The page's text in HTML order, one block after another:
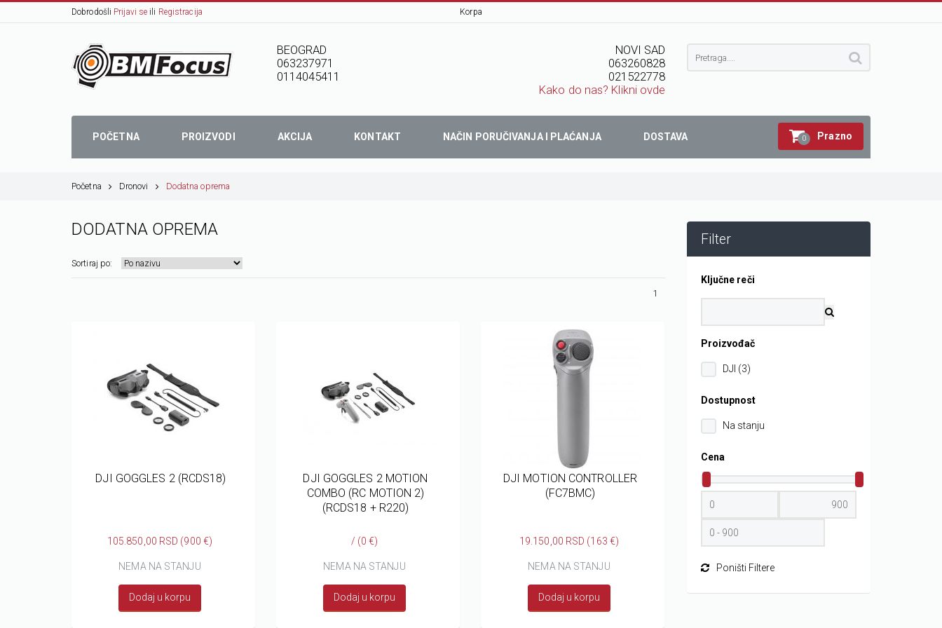
Dobrodošli Prijavi se ili Registracija Korpa
BEOGRAD
063237971
0114045411
NOVI SAD
063260828
021522778
Kako do nas? Klikni ovde
POČETNA PROIZVODI AKCIJA KONTAKT NAČIN PORUČIVANJA I PLAĆANJA DOSTAVA 0 Prazno
Početna Dronovi Dodatna oprema
DODATNA OPREMA
Sortiraj po:
1
DJI GOGGLES 2 (RCDS18)
105.850,00 RSD (900 €)
NEMA NA STANJU
Dodaj u korpu
DJI GOGGLES 2 MOTION
COMBO (RC MOTION 2)
(RCDS18 + R220)
/ (0 €)
NEMA NA STANJU
Dodaj u korpu
DJI MOTION CONTROLLER
(FC7BMC)
19.150,00 RSD (163 €)
NEMA NA STANJU
Dodaj u korpu
Filter
Ključne reči
Proizvođač
DJI (3)
Dostupnost
Na stanju
Cena
Poništi Filtere